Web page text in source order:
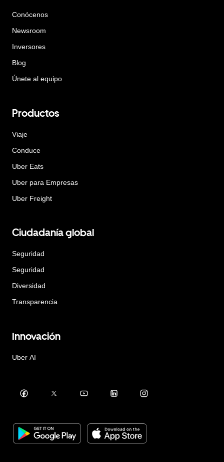
Conócenos
Newsroom
Inversores
Blog
Únete al equipo
Productos
Viaje
Conduce
Uber Eats
Uber para Empresas
Uber Freight
Ciudadanía global
Seguridad
Seguridad
Diversidad
Transparencia
Innovación
Uber AI